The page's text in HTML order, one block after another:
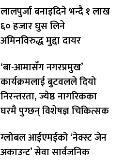
लालपुर्जा बनाइदिने भन्दै १ लाख
६० हजार घुस लिने
अमिनविरुद्ध मुद्दा दायर
‘बा-आमासँग नगरप्रमुख’
कार्यक्रमलाई बुटवलले दियो
निरन्तरता, ज्येष्ठ नागरिकका
घरमै पुग्छन् विशेषज्ञ चिकित्सक
ग्लोबल आईएमईको ‘नेक्स्ट जेन
अकाउन्ट’ सेवा सार्वजनिक